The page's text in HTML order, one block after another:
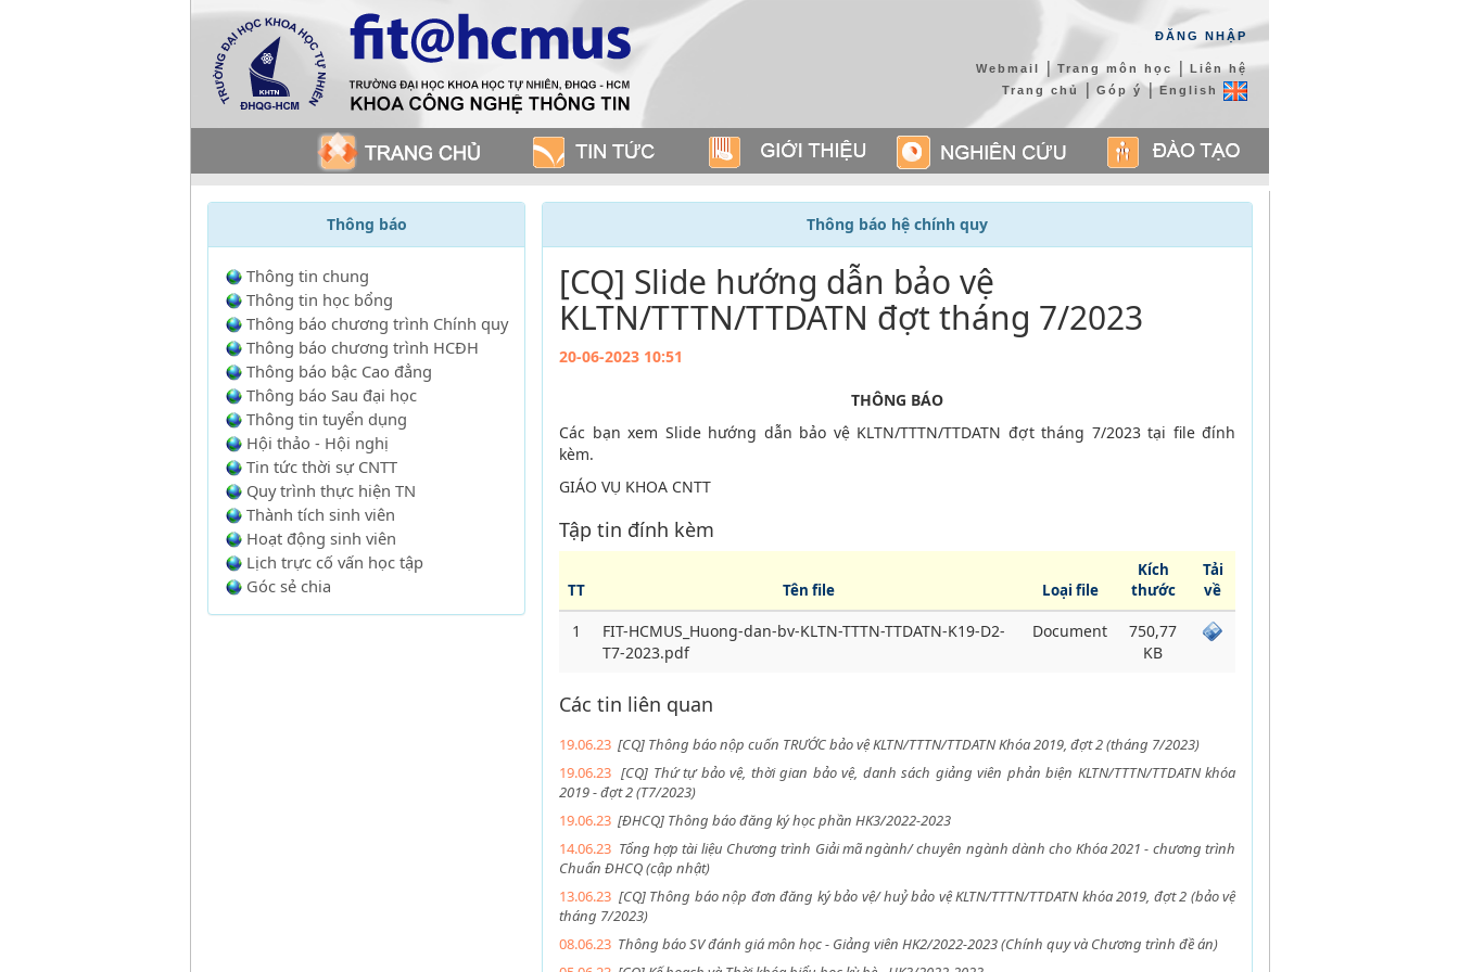
ĐĂNG NHẬP
Webmail | Trang môn học | Liên hệ
Trang chủ | Góp ý|English
Thông báo
Thông tin chung
Thông tin học bổng
Thông báo chương trình Chính quy
Thông báo chương trình HCĐH
Thông báo bậc Cao đẳng
Thông báo Sau đại học
Thông tin tuyển dụng
Hội thảo - Hội nghị
Tin tức thời sự CNTT
Quy trình thực hiện TN
Thành tích sinh viên
Hoạt động sinh viên
Lịch trực cố vấn học tập
Góc sẻ chia
Thông báo hệ chính quy
[CQ] Slide hướng dẫn bảo vệ
KLTN/TTTN/TTDATN đợt tháng 7/2023
20-06-2023 10:51
THÔNG BÁO
Các bạn xem Slide hướng dẫn bảo vệ KLTN/TTTN/TTDATN đợt tháng 7/2023 tại file đính
kèm.
GIÁO VỤ KHOA CNTT
Tập tin đính kèm
TT Tên file Loại file
Kích
thước
Tải
về
1
FIT-HCMUS_Huong-dan-bv-KLTN-TTTN-TTDATN-K19-D2-
T7-2023.pdf
Document
750,77
KB
Các tin liên quan
19.06.23 [CQ] Thông báo nộp cuốn TRƯỚC bảo vệ KLTN/TTTN/TTDATN Khóa 2019, đợt 2 (tháng 7/2023)
19.06.23 [CQ] Thứ tự bảo vệ, thời gian bảo vệ, danh sách giảng viên phản biện KLTN/TTTN/TTDATN khóa
2019 - đợt 2 (T7/2023)
19.06.23 [ĐHCQ] Thông báo đăng ký học phần HK3/2022-2023
14.06.23 Tổng hợp tài liệu Chương trình Giải mã ngành/ chuyên ngành dành cho Khóa 2021 - chương trình
Chuẩn ĐHCQ (cập nhật)
13.06.23 [CQ] Thông báo nộp đơn đăng ký bảo vệ/ huỷ bảo vệ KLTN/TTTN/TTDATN khóa 2019, đợt 2 (bảo vệ
tháng 7/2023)
08.06.23 Thông báo SV đánh giá môn học - Giảng viên HK2/2022-2023 (Chính quy và Chương trình đề án)